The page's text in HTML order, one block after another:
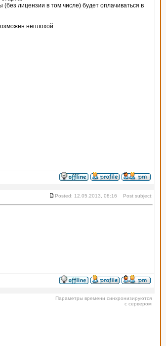
(без лицензии в том числе) будет оплачиваться в
неплохой
Posted: 12.05.2013, 08:16 Post subject:
Параметры времени синхронизируются
с сервером